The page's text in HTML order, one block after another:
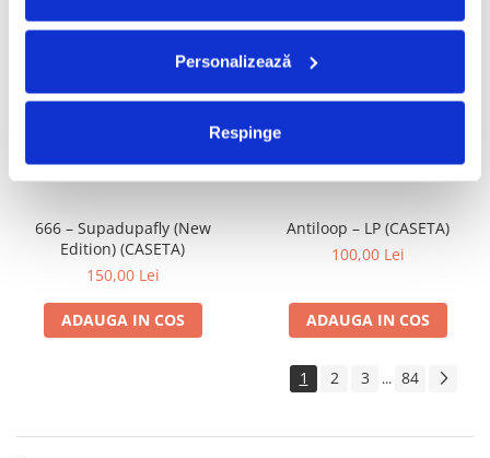
Personalizează
Respinge
2 Unlimited – Hits Unlimited
Virtual Audio Project – Cosmos
666 – Supadupafly (New
Edition) (CASETA)
150,00 Lei
ADAUGA IN COS
Antiloop – LP (CASETA)
100,00 Lei
ADAUGA IN COS
1 2 3 ... 84